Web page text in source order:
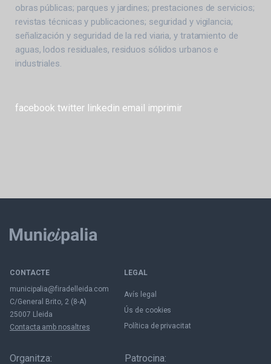
obras públicas; parques y jardines; prestaciones de servicios;
revistas técnicas y publicaciones; seguridad y vigilancia;
señalización y seguridad de la red viaria, y tratamiento de
aguas, lodos residuales, residuos sólidos urbanos e
industriales.
facebook twitter linkedin email imprimir
CONTACTE
municipalia@firadelleida.com
C/General Brito, 2 (8-A)
25007 Lleida
Contacta amb nosaltres
LEGAL
Avís legal
Ús de cookies
Política de privacitat
Organitza: Patrocina: